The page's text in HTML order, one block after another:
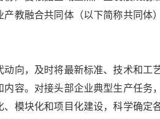
教融合共同体（以下简称共同
，及时将最新标准、技术和工
容。对接头部企业典型生产任务
模块化和项目化建设，科学确